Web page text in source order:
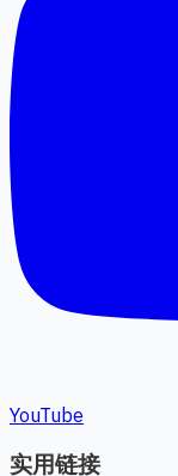
YouTube
实用链接